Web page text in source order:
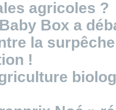
agricoles ?
Box a
la
!